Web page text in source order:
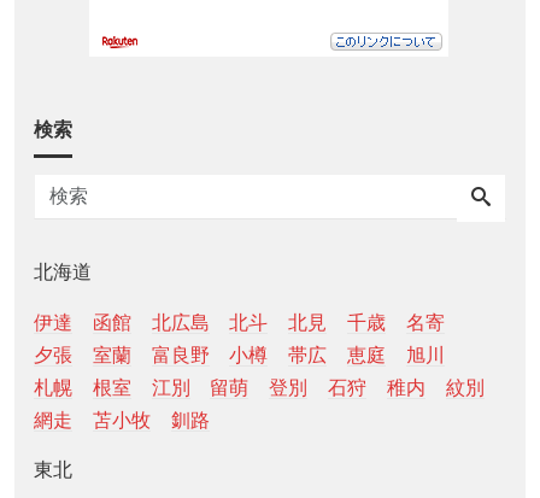
検索
北海道
伊達 函館 北広島 北斗 北見 千歳
名寄
夕張
室蘭 富良野 小樽 帯広 恵庭
旭川
札幌
根室 江別 留萌 登別 石狩 稚内
紋別
網走
苫小牧 釧路
東北